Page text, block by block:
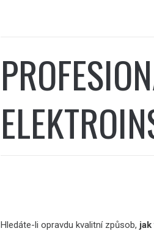
Hledáte-li opravdu kvalitní způsob,